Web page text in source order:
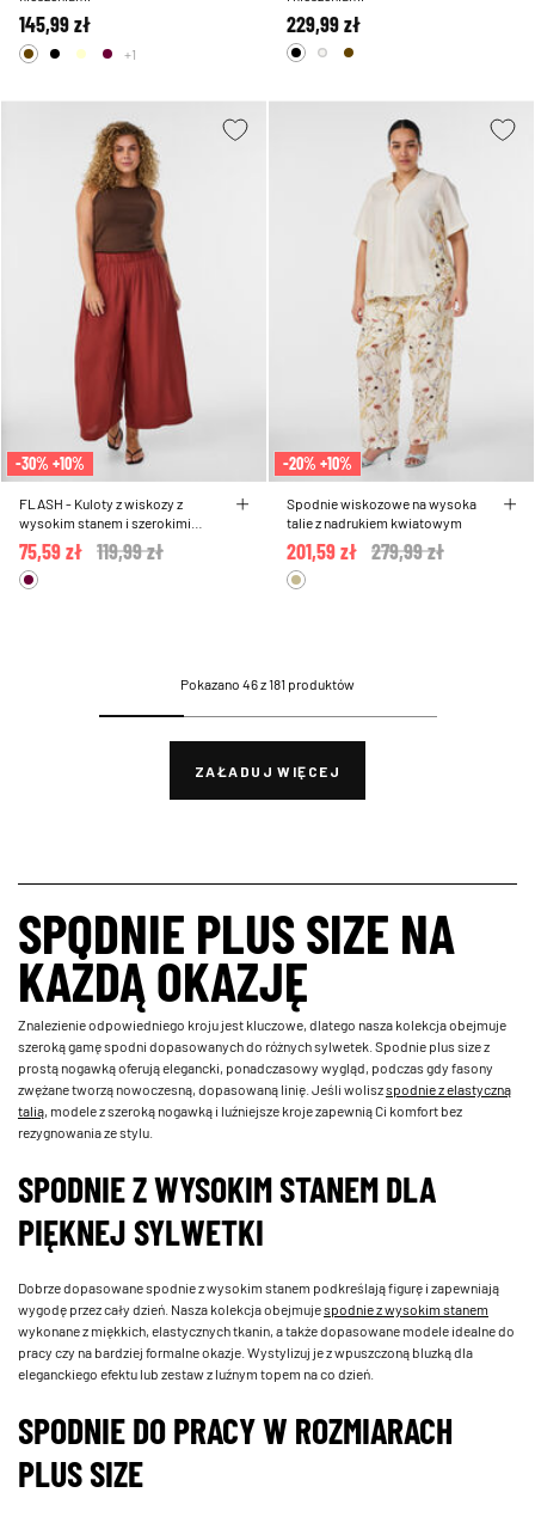
145,99 zł
+1
229,99 zł
-30% +10%
FLASH - Kuloty z wiskozy z
wysokim stanem i szerokimi
nogawkami
Price reduced from
119,99 zł
75,59 zł
-20% +10%
Spodnie wiskozowe na wysoka
talie z nadrukiem kwiatowym
Price reduced from
279,99 zł
201,59 zł
Pokazano 46 z 181 produktów
ZAŁADUJ WIĘCEJ
SPODNIE PLUS SIZE NA
KAŻDĄ OKAZJĘ
Znalezienie odpowiedniego kroju jest kluczowe, dlatego nasza kolekcja obejmuje
szeroką gamę spodni dopasowanych do różnych sylwetek. Spodnie plus size z
prostą nogawką oferują elegancki, ponadczasowy wygląd, podczas gdy fasony
zwężane tworzą nowoczesną, dopasowaną linię. Jeśli woliszspodnie z elastyczną
talią, modele z szeroką nogawką i luźniejsze kroje zapewnią Ci komfort bez
rezygnowania ze stylu.
SPODNIE Z WYSOKIM STANEM DLA
PIĘKNEJ SYLWETKI
Dobrze dopasowane spodnie z wysokim stanem podkreślają figurę i zapewniają
wygodę przez cały dzień. Nasza kolekcja obejmujespodnie z wysokim stanem
wykonane z miękkich, elastycznych tkanin, a także dopasowane modele idealne do
pracy czy na bardziej formalne okazje. Wystylizuj je z wpuszczoną bluzką dla
eleganckiego efektu lub zestaw z luźnym topem na co dzień.
SPODNIE DO PRACY W ROZMIARACH
PLUS SIZE